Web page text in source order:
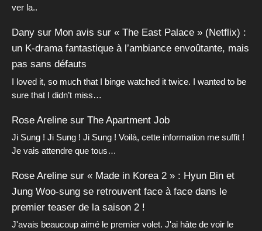
ver la..
Dany sur Mon avis sur « The East Palace » (Netflix) :
un K-drama fantastique à l’ambiance envoûtante, mais
pas sans défauts
I loved it, so much that I binge watched it twice. I wanted to be
sure that I didn’t miss…
Rose Areline sur The Apartment Job
Ji Sung ! Ji Sung ! Ji Sung ! Voilà, cette information me suffit !
Je vais attendre que tous…
Rose Areline sur « Made in Korea 2 » : Hyun Bin et
Jung Woo-sung se retrouvent face à face dans le
premier teaser de la saison 2 !
J'avais beaucoup aimé le premier volet. J'ai hâte de voir le